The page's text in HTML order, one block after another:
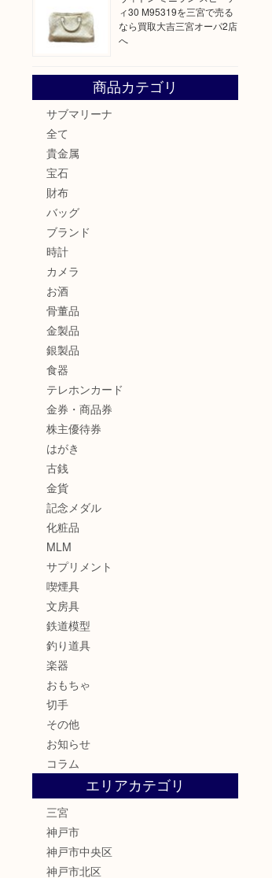
ィ30 M95319を三宮で売る
なら買取大吉三宮オーパ2店
へ
商品カテゴリ
サブマリーナ
全て
貴金属
宝石
財布
バッグ
ブランド
時計
カメラ
お酒
骨董品
金製品
銀製品
食器
テレホンカード
金券・商品券
株主優待券
はがき
古銭
金貨
記念メダル
化粧品
MLM
サプリメント
喫煙具
文房具
鉄道模型
釣り道具
楽器
おもちゃ
切手
その他
お知らせ
コラム
エリアカテゴリ
三宮
神戸市
神戸市中央区
神戸市北区